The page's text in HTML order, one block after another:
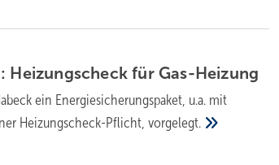
Heizungscheck fürGas-Heizung
ein Energiesicherungspaket, u.a. mit
Heizungscheck-Pflicht,vorgelegt.